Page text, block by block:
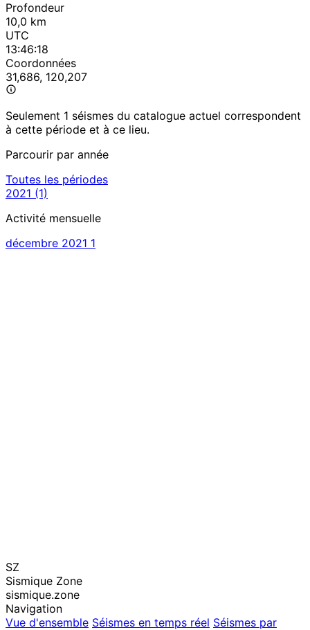
Profondeur
10,0 km
UTC
13:46:18
Coordonnées
31,686, 120,207
Seulement 1 séismes du catalogue actuel correspondent
à cette période et à ce lieu.
Parcourir par année
Toutes les périodes
2021 (1)
Activité mensuelle
décembre 2021 1
SZ
Sismique Zone
sismique.zone
Navigation
Vue d'ensemble Séismes en temps réel Séismes par